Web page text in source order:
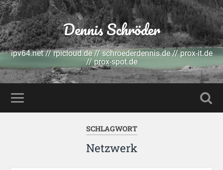
Dennis Schröder
ipv64.net // rpicloud.de // schroederdennis.de // prox-it.de
// prox-spot.de
SCHLAGWORT
Netzwerk